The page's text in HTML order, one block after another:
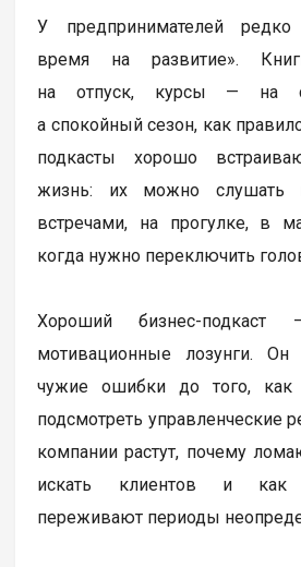
У предпринимателей
время на развитие».
на отпуск, курсы — на
а спокойный сезон, как
подкасты хорошо
жизнь: их можно слушать
встречами, на прогулке, в
когда нужно переключить
Хороший бизнес-
мотивационные лозунги. Он
чужие ошибки до того,
подсмотреть управленческие
компании растут, почему
искать клиентов и как
переживают периоды